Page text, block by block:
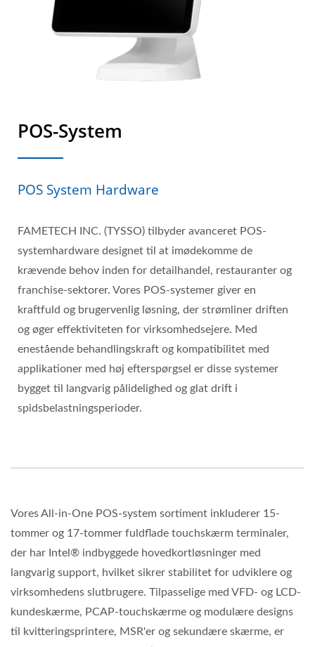
POS-System
POS System Hardware
FAMETECH INC. (TYSSO) tilbyder avanceret POS-
systemhardware designet til at imødekomme de
krævende behov inden for detailhandel, restauranter og
franchise-sektorer. Vores POS-systemer giver en
kraftfuld og brugervenlig løsning, der strømliner driften
og øger effektiviteten for virksomhedsejere. Med
enestående behandlingskraft og kompatibilitet med
applikationer med høj efterspørgsel er disse systemer
bygget til langvarig pålidelighed og glat drift i
spidsbelastningsperioder.
Vores All-in-One POS-system sortiment inkluderer 15-
tommer og 17-tommer fuldflade touchskærm terminaler,
der har Intel® indbyggede hovedkortløsninger med
langvarig support, hvilket sikrer stabilitet for udviklere og
virksomhedens slutbrugere. Tilpasselige med VFD- og LCD-
kundeskærme, PCAP-touchskærme og modulære designs
til kvitteringsprintere, MSR'er og sekundære skærme, er